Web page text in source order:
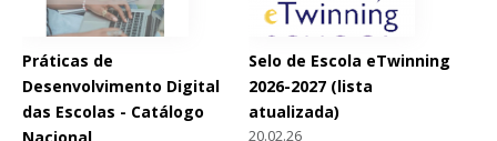
Práticas de
Desenvolvimento Digital
das Escolas - Catálogo
Selo de Escola eTwinning
2026-2027 (lista
atualizada)
20.02.26